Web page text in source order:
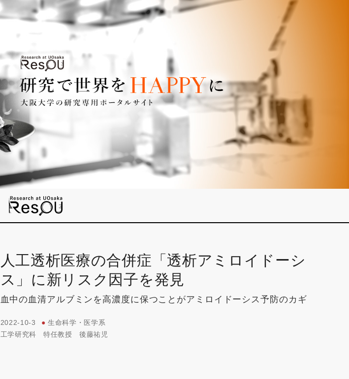
人工透析医療の合併症「透析アミロイドーシ
ス」に新リスク因子を発見
血中の血清アルブミンを高濃度に保つことがアミロイドーシス予防のカギ
2022-10-3 ● 生命科学・医学系
工学研究科
特任教授 後藤祐児